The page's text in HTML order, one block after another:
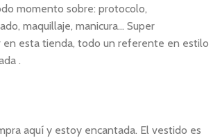
momento sobre: protocolo,
maquillaje, manicura... Super
en esta tienda, todo un referente en estilo
.
aquí y estoy encantada. El vestido es